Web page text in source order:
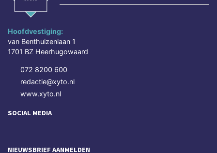
Hoofdvestiging:
van Benthuizenlaan 1
1701 BZ Heerhugowaard
072 8200 600
redactie@xyto.nl
www.xyto.nl
SOCIAL MEDIA
NIEUWSBRIEF AANMELDEN